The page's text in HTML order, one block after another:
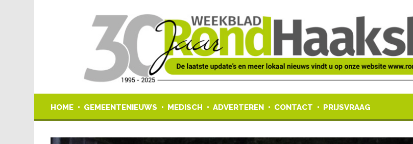
HOME GEMEENTENIEUWS MEDISCH ADVERTEREN CONTACT PRIJSVRAAG